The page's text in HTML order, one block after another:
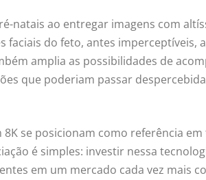
natais ao entregar imagens com
faciais do feto, antes imperceptíveis,
amplia as possibilidades de
que poderiam passar
se posicionam como referência
é simples: investir nessa
em um mercado cada vez mais